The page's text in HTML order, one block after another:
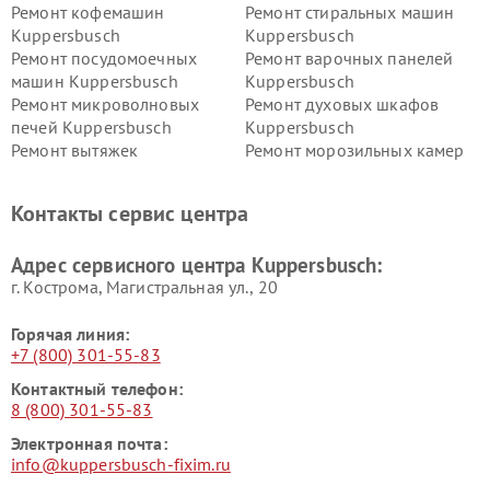
Ремонт кофемашин
Kuppersbusch
Ремонт стиральных машин
Kuppersbusch
Ремонт посудомоечных
машин Kuppersbusch
Ремонт варочных панелей
Kuppersbusch
Ремонт микроволновых
печей Kuppersbusch
Ремонт духовых шкафов
Kuppersbusch
Ремонт вытяжек
Ремонт морозильных камер
Kuppersbusch
вакуумных упаковщиков
Ремонт сушильных машин Kuppersbusch
Контакты сервис центра
Адрес сервисного центра Kuppersbusch:
г. Кострома, Магистральная ул., 20
Горячая линия:
+7 (800) 301-55-83
Контактный телефон:
8 (800) 301-55-83
Электронная почта:
info@kuppersbusch-fixim.ru